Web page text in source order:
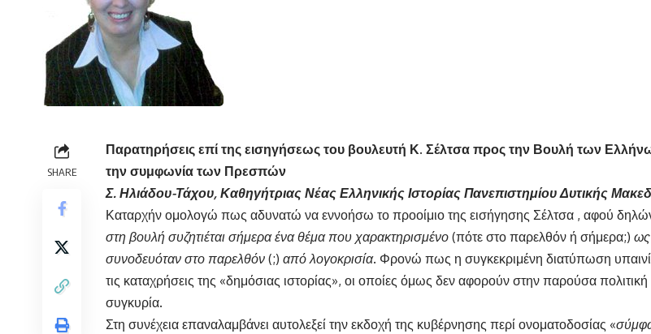
SHARE
Παρατηρήσεις επί της εισηγήσεως του βουλευτή Κ. Σέλτσα προς την Βουλή των
την συμφωνία των Πρεσπών
Σ. Ηλιάδου-Τάχου, Καθηγήτριας Νέας Ελληνικής Ιστορίας Πανεπιστημίου Δυτικής
Καταρχήν ομολογώ πως αδυνατώ να εννοήσω το προοίμιο της εισήγησης Σέλτσα , αφού
στη βουλή συζητιέται σήμερα ένα θέμα που χαρακτηρισμένο (πότε στο παρελθόν ή σήμερα;) ως
συνοδευόταν στο παρελθόν (;) από λογοκρισία. Φρονώ πως η συγκεκριμένη διατύπωση
τις καταχρήσεις της «δημόσιας ιστορίας», οι οποίες όμως δεν αφορούν στην παρούσα πολιτική
συγκυρία.
Στη συνέχεια επαναλαμβάνει αυτολεξεί την εκδοχή της κυβέρνησης περί ονοματοδοσίας «